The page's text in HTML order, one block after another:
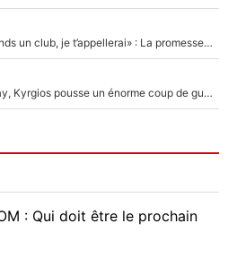
Mercato - OM - «Dès que je prends un club, je t’appellerai» : La promesse de Marcelino au moment de claquer la porte
Victime de racisme contre Murray, Kyrgios pousse un énorme coup de gueule !
: Qui doit être le prochain